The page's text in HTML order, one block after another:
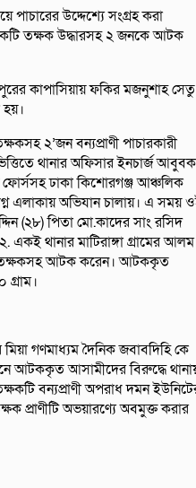
পাচারের উদ্দেশ্যে সংগ্রহ করা
একটি তক্ষক উদ্ধারসহ ২ জনকে আটক
কাপাসিয়ায় ফকির মজনুশাহ সেতু
২’জন বন্যপ্রাণী পাচারকারী
থানার অফিসার ইনচার্জ
ফোর্সসহ ঢাকা কিশোরগঞ্জ আঞ্চলিক
এলাকায় অভিযান চালায়। এ সময়
(২৮) পিতা মো.কাদের সাং রসিদ
একই থানার মাটিরাঙ্গা গ্রামের আলম
তক্ষকসহ আটক করেন। আটককৃত
গ্রাম।
গণমাধ্যম দৈনিক জবাবদিহি কে
আটককৃত আসামীদের বিরুদ্ধে
বন্যপ্রাণী অপরাধ দমন
প্রাণীটি অভয়ারণ্যে অবমুক্ত করার